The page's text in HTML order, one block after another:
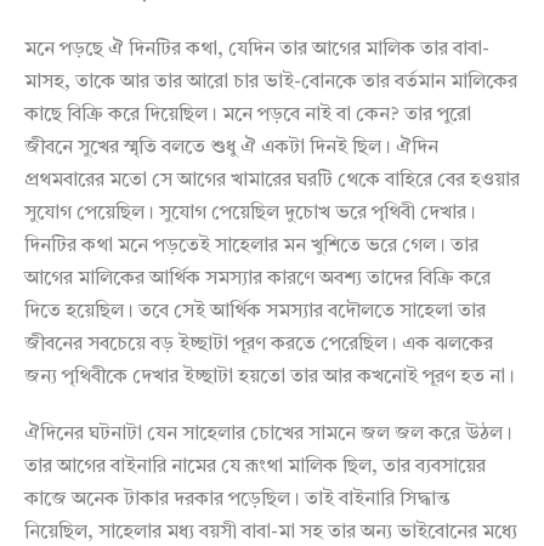
মনে পড়ছে ঐ দিনটির কথা, যেদিন তার আগের মালিক তার বাবা-
মাসহ, তাকে আর তার আরো চার ভাই-বোনকে তার বর্তমান মালিকের
কাছে বিক্রি করে দিয়েছিল। মনে পড়বে নাই বা কেন? তার পুরো
জীবনে সুখের স্মৃতি বলতে শুধু ঐ একটা দিনই ছিল। ঐদিন
প্রথমবারের মতো সে আগের খামারের ঘরটি থেকে বাহিরে বের হওয়ার
সুযোগ পেয়েছিল। সুযোগ পেয়েছিল দুচোখ ভরে পৃথিবী দেখার।
দিনটির কথা মনে পড়তেই সাহেলার মন খুশিতে ভরে গেল। তার
আগের মালিকের আর্থিক সমস্যার কারণে অবশ্য তাদের বিক্রি করে
দিতে হয়েছিল। তবে সেই আর্থিক সমস্যার বদৌলতে সাহেলা তার
জীবনের সবচেয়ে বড় ইচ্ছাটা পূরণ করতে পেরেছিল। এক ঝলকের
জন্য পৃথিবীকে দেখার ইচ্ছাটা হয়তো তার আর কখনোই পূরণ হত না।
ঐদিনের ঘটনাটা যেন সাহেলার চোখের সামনে জল জল করে উঠল।
তার আগের বাইনারি নামের যে রূংথা মালিক ছিল, তার ব্যবসায়ের
কাজে অনেক টাকার দরকার পড়েছিল। তাই বাইনারি সিদ্ধান্ত
নিয়েছিল, সাহেলার মধ্য বয়সী বাবা-মা সহ তার অন্য ভাইবোনের মধ্যে